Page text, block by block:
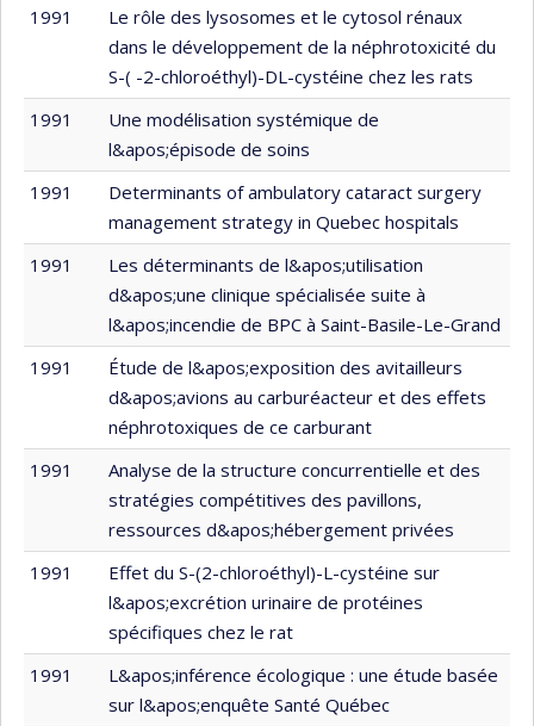
1991
Le rôle des lysosomes et le cytosol rénaux
dans le développement de la néphrotoxicité du
S-( -2-chloroéthyl)-DL-cystéine chez les rats
1991
Une modélisation systémique de
l&apos;épisode de soins
1991
Determinants of ambulatory cataract surgery
management strategy in Quebec hospitals
1991
Les déterminants de l&apos;utilisation
d&apos;une clinique spécialisée suite à
l&apos;incendie de BPC à Saint-Basile-Le-Grand
1991
Étude de l&apos;exposition des avitailleurs
d&apos;avions au carburéacteur et des effets
néphrotoxiques de ce carburant
1991
Analyse de la structure concurrentielle et des
stratégies compétitives des pavillons,
ressources d&apos;hébergement privées
1991
Effet du S-(2-chloroéthyl)-L-cystéine sur
l&apos;excrétion urinaire de protéines
spécifiques chez le rat
1991
L&apos;inférence écologique : une étude basée
sur l&apos;enquête Santé Québec